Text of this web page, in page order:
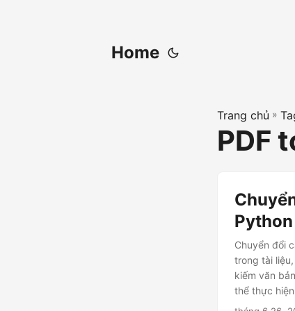
Home
Trang chủ »
PDF
Python
Chuyển đổi
trong tài
kiếm văn
thể thực
OCR bằng